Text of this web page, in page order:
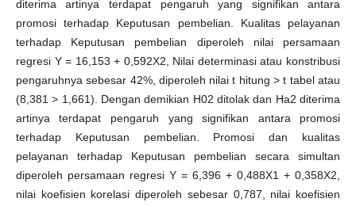
diterima artinya terdapat pengaruh yang signifikan antara
promosi terhadap Keputusan pembelian. Kualitas pelayanan
terhadap Keputusan pembelian diperoleh nilai persamaan
regresi Y = 16,153 + 0,592X2, Nilai determinasi atau konstribusi
pengaruhnya sebesar 42%, diperoleh nilai t hitung > t tabel atau
(8,381 > 1,661). Dengan demikian H02 ditolak dan Ha2 diterima
artinya terdapat pengaruh yang signifikan antara promosi
terhadap Keputusan pembelian. Promosi dan kualitas
pelayanan terhadap Keputusan pembelian secara simultan
diperoleh persamaan regresi Y = 6,396 + 0,488X1 + 0,358X2,
nilai koefisien korelasi diperoleh sebesar 0,787, nilai koefisien